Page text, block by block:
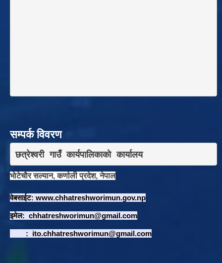
सम्पर्क विवरण
छत्रेश्वरी गाउँ कार्यपालिकाकाे कार्यालय
भाेटेचाैर सल्यान, कर्णाली प्रदेश, नेपाल
वेबसाईट: www.chhatreshworimun.gov.np
इमेल: chhatreshworimun@gmail.com
: ito.chhatreshworimun@gmail.com